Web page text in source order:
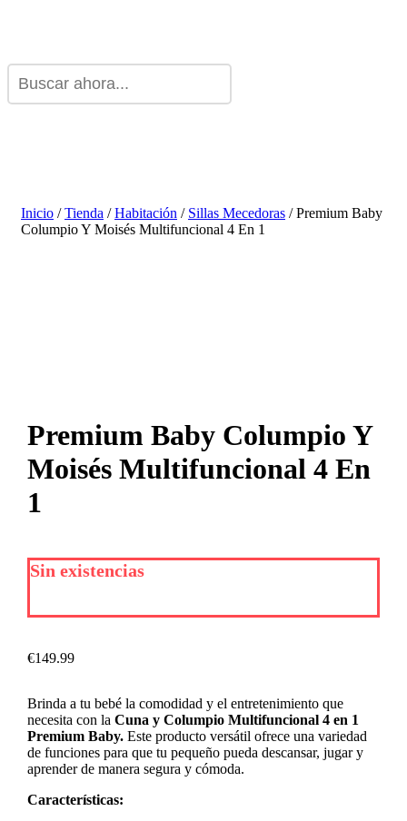
Inicio /Tienda /Habitación / Sillas Mecedoras / Premium Baby
Columpio Y Moisés Multifuncional 4 En 1
Premium Baby Columpio Y
Moisés Multifuncional 4 En
1
€149.99
Brinda a tu bebé la comodidad y el entretenimiento que
necesita con la Cuna y Columpio Multifuncional 4 en 1
Premium Baby.Este producto versátil ofrece una variedad
de funciones para que tu pequeño pueda descansar, jugar y
aprender de manera segura y cómoda.
Características:
Sin existencias